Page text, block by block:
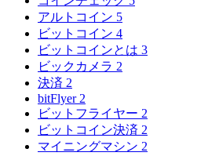
アルトコイン 5
ビットコイン 4
ビットコインとは 3
ビックカメラ 2
決済 2
bitFlyer 2
ビットフライヤー 2
ビットコイン決済 2
マイニングマシン 2